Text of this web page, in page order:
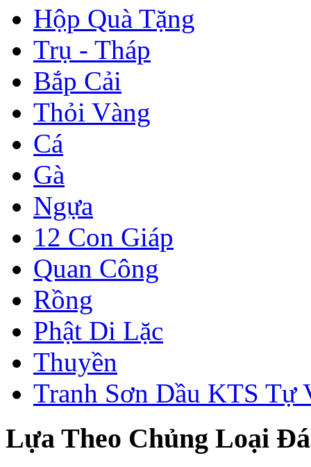
Hộp Quà Tặng
Trụ - Tháp
Bắp Cải
Thỏi Vàng
Cá
Gà
Ngựa
12 Con Giáp
Quan Công
Rồng
Phật Di Lặc
Thuyền
Tranh Sơn Dầu KTS Tự
Lựa Theo Chủng Loại Đá